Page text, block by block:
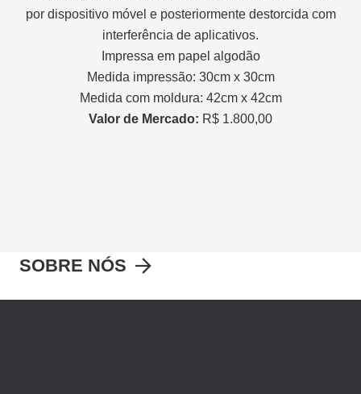
por dispositivo móvel e posteriormente destorcida com
interferência de aplicativos.
Impressa em papel algodão
Medida impressão: 30cm x 30cm
Medida com moldura: 42cm x 42cm
Valor de Mercado: R$ 1.800,00
SOBRE NÓS